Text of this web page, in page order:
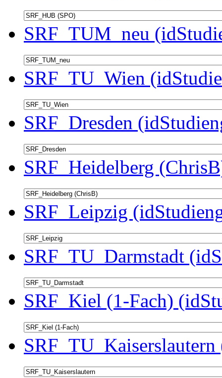
SRF_TUM_neu
SRF_TU_Wien
SRF_Dresden
SRF_Heidelberg
SRF_Leipzig
SRF_TU_Darmstadt
SRF_Kiel (1-Fach)